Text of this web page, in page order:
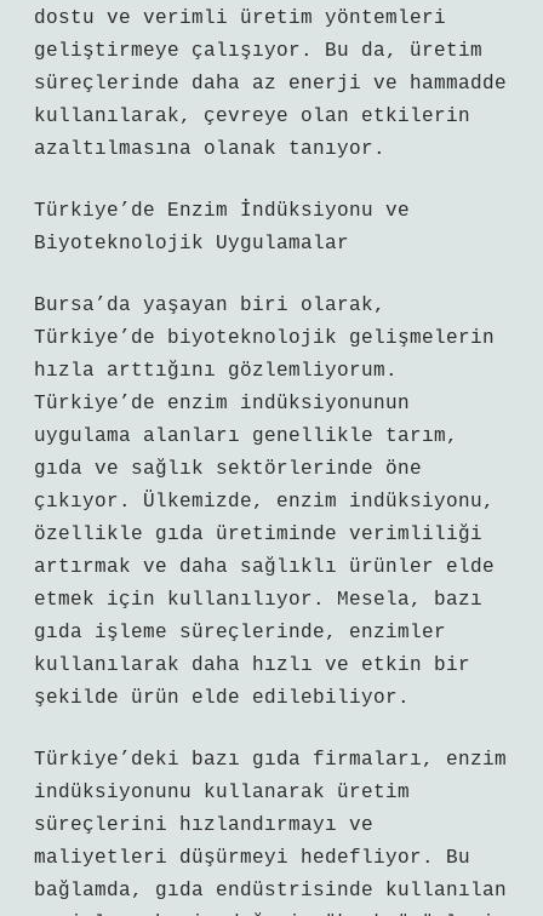
dostu ve verimli üretim yöntemleri
geliştirmeye çalışıyor. Bu da, üretim
süreçlerinde daha az enerji ve hammadde
kullanılarak, çevreye olan etkilerin
azaltılmasına olanak tanıyor.
Türkiye’de Enzim İndüksiyonu ve
Biyoteknolojik Uygulamalar
Bursa’da yaşayan biri olarak,
Türkiye’de biyoteknolojik gelişmelerin
hızla arttığını gözlemliyorum.
Türkiye’de enzim indüksiyonunun
uygulama alanları genellikle tarım,
gıda ve sağlık sektörlerinde öne
çıkıyor. Ülkemizde, enzim indüksiyonu,
özellikle gıda üretiminde verimliliği
artırmak ve daha sağlıklı ürünler elde
etmek için kullanılıyor. Mesela, bazı
gıda işleme süreçlerinde, enzimler
kullanılarak daha hızlı ve etkin bir
şekilde ürün elde edilebiliyor.
Türkiye’deki bazı gıda firmaları, enzim
indüksiyonunu kullanarak üretim
süreçlerini hızlandırmayı ve
maliyetleri düşürmeyi hedefliyor. Bu
bağlamda, gıda endüstrisinde kullanılan